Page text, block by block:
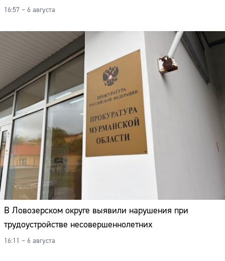
16:57 – 6 августа
В Ловозерском округе выявили нарушения при
трудоустройстве несовершеннолетних
16:11 – 6 августа